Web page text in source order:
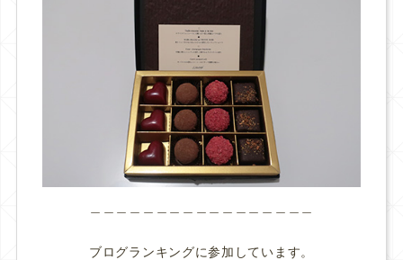
ブログランキングに参加しています。